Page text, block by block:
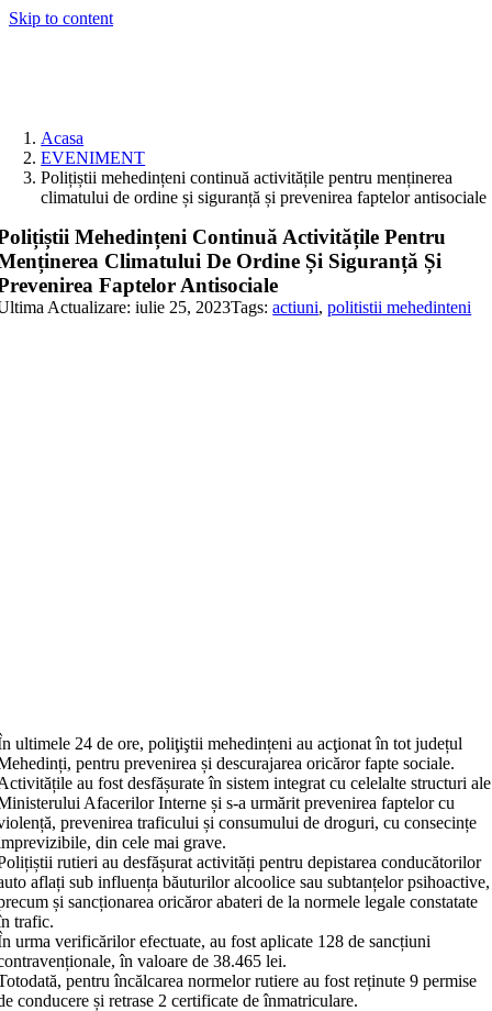
Skip to content
Acasa
EVENIMENT
Polițiștii mehedințeni continuă activitățile pentru menținerea
climatului de ordine și siguranță și prevenirea faptelor antisociale
Mehedințeni Continuă Activitățile Pentru
Climatului De Ordine Și Siguranță Și
Faptelor Antisociale
Actualizare: iulie 25, 2023Tags:actiuni,politistii mehedinteni
ultimele 24 de ore, poliţiştii mehedințeni au acţionat în tot județul
pentru prevenirea și descurajarea oricăror fapte sociale.
au fost desfășurate în sistem integrat cu celelalte structuri ale
Afacerilor Interne și s-a urmărit prevenirea faptelor cu
prevenirea traficului și consumului de droguri, cu consecințe
din cele mai grave.
rutieri au desfășurat activități pentru depistarea conducătorilor
aflați sub influența băuturilor alcoolice sau subtanțelor psihoactive,
și sancționarea oricăror abateri de la normele legale constatate
trafic.
urma verificărilor efectuate, au fost aplicate 128 de sancțiuni
în valoare de 38.465 lei.
pentru încălcarea normelor rutiere au fost reținute 9 permise
conducere și retrase 2 certificate de înmatriculare.